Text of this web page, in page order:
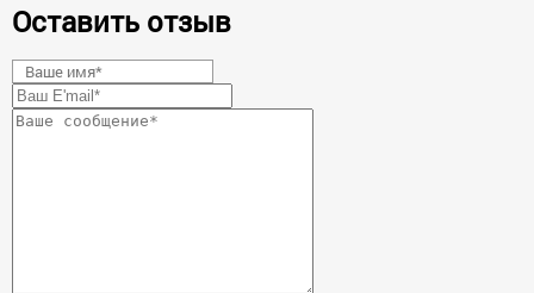
Оставить отзыв